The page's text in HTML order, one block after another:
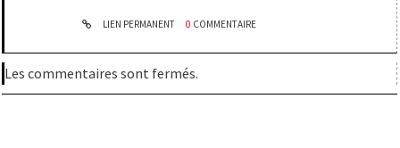
LIEN PERMANENT 0 COMMENTAIRE
Les commentaires sont fermés.